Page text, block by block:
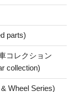
parts)
コレクション
collection)
Wheel Series)